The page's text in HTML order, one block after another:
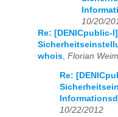
10/20/
Re: [DENICpublic-
whois Florian
Re:
10/22/2012